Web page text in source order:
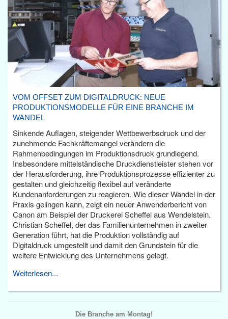
VOM OFFSET ZUM DIGITALDRUCK: NEUE
PRODUKTIONSMODELLE FÜR EINE BRANCHE IM
WANDEL
Sinkende Auflagen, steigender Wettbewerbsdruck und der
zunehmende Fachkräftemangel verändern die
Rahmenbedingungen im Produktionsdruck grundlegend.
Insbesondere mittelständische Druckdienstleister stehen vor
der Herausforderung, ihre Produktionsprozesse effizienter zu
gestalten und gleichzeitig flexibel auf veränderte
Kundenanforderungen zu reagieren. Wie dieser Wandel in der
Praxis gelingen kann, zeigt ein neuer Anwenderbericht von
Canon am Beispiel der Druckerei Scheffel aus Wendelstein.
Christian Scheffel, der das Familienunternehmen in zweiter
Generation führt, hat die Produktion vollständig auf
Digitaldruck umgestellt und damit den Grundstein für die
weitere Entwicklung des Unternehmens gelegt.
Weiterlesen...
Die Branche am Montag!